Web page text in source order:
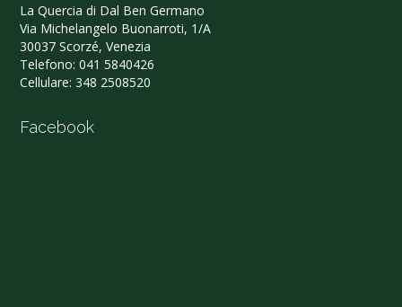
La Quercia di Dal Ben Germano‎
Via Michelangelo Buonarroti, 1/A
30037 Scorzé, Venezia
Telefono:041 5840426
Cellulare:348 2508520
Facebook